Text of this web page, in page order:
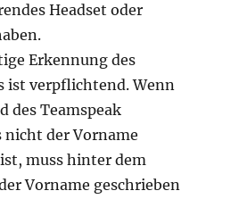
Headset oder
Erkennung des
ist verpflichtend. Wenn
des Teamspeak
nicht der Vorname
muss hinter dem
Vorname geschrieben